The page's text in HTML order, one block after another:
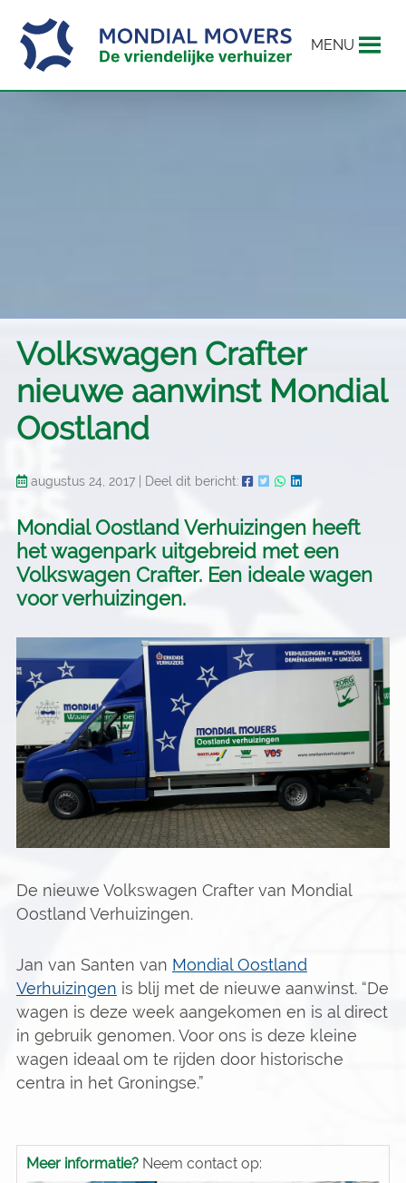
MENU
Volkswagen Crafter
nieuwe aanwinst Mondial
Oostland
augustus 24, 2017 Deel dit bericht:
Mondial Oostland Verhuizingen heeft
het wagenpark uitgebreid met een
Volkswagen Crafter. Een ideale wagen
voor verhuizingen.
De nieuwe Volkswagen Crafter van Mondial
Oostland Verhuizingen.
Jan van Santen van Mondial Oostland
Verhuizingen is blij met de nieuwe aanwinst. “De
wagen is deze week aangekomen en is al direct
in gebruik genomen. Voor ons is deze kleine
wagen ideaal om te rijden door historische
centra in het Groningse.”
Meer informatie?Neem contact op: